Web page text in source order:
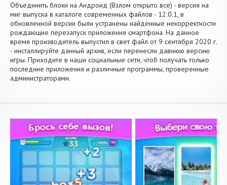
Объединить блоки на Андроид (Взлом открыто все) - версия на
миг выпуска в каталоге современных файлов - 12.0.1, в
обновленной версии были устранены найденные некорректности
рождающие перезапуск приложения смартфона. На данное
время производитель выпустил в свет файл от 9 сентября 2020 г.
- инсталлируйте данный архив, если перенесли давнюю версию
игры. Приходите в наши социальные сети, чтоб получать только
последние приложения и различные программы, проверенные
администраторами.